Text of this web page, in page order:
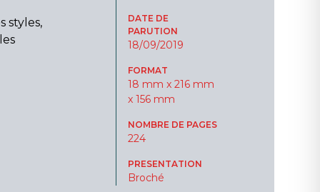
styles,
DATE DE
PARUTION
18/09/2019
FORMAT
18 mm x 216 mm
x 156 mm
NOMBRE DE PAGES
224
PRESENTATION
Broché